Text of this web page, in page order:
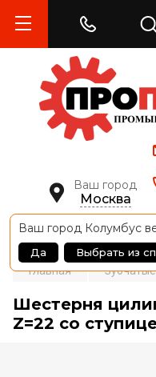
Ваш город
Москва
Ваш город Колумбус
Да Выбрать из
Главная
Шестерня
Z=22 со